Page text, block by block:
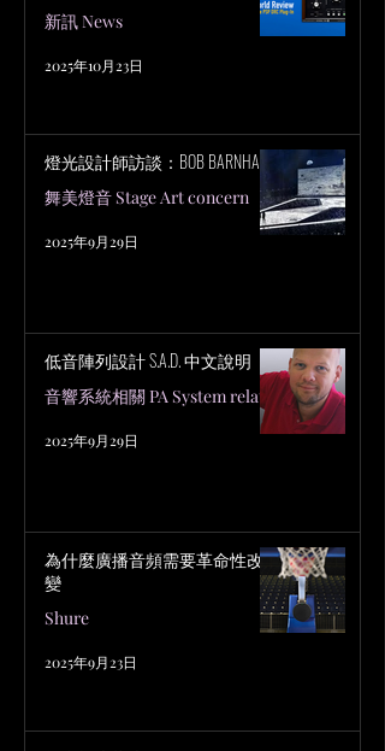
新訊 News
2025年10月23日
燈光設計師訪談：BOB BARNHART
舞美燈音 Stage Art concern
2025年9月29日
低音陣列設計 S.A.D. 中文說明
音響系統相關 PA System related
2025年9月29日
為什麼廣播音頻需要革命性改
變
Shure
2025年9月23日